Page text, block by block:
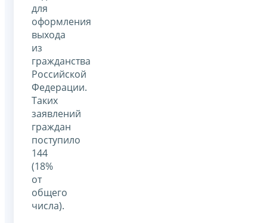
для
оформления
выхода
из
гражданства
Российской
Федерации.
Таких
заявлений
граждан
поступило
144
(18%
от
общего
числа).